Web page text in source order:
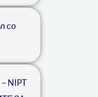
со
NIPT